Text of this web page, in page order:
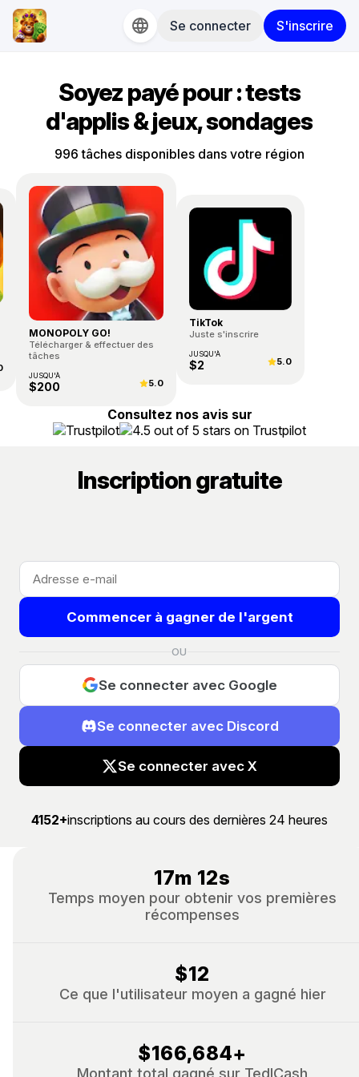
Se connecter S'inscrire
Soyez payé pour : tests
d'applis & jeux, sondages
996 tâches disponibles dans votre région
MONOPOLY GO!
Télécharger & effectuer des
tâches
JUSQU'À
$200 5.0
TikTok
Juste s'inscrire
JUSQU'À
$2 5.0
Consultez nos avis sur
Inscription gratuite
Commencer à gagner de l'argent
OU
Se connecter avec Google
Se connecter avec Discord
Se connecter avec X
4152+inscriptions au cours des dernières 24 heures
17m 12s
Temps moyen pour obtenir vos premières
récompenses
$12
Ce que l'utilisateur moyen a gagné hier
$166,684+